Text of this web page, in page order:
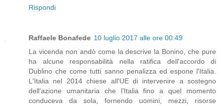
Rispondi
Raffaele Bonafede 10 luglio 2017 alle ore 00:49
La vicenda non andò come la descrive la Bonino, che pure
ha alcune responsabilità nella ratifica dell'accordo di
Dublino che come tutti sanno penalizza ed espone l'Italia.
L'Italia nel 2014 chiese all'UE di intervenire a sostegno
dell'azione umanitaria che l'Italia fino a quel momento
conduceva da sola, fornendo uomini, mezzi, risorse